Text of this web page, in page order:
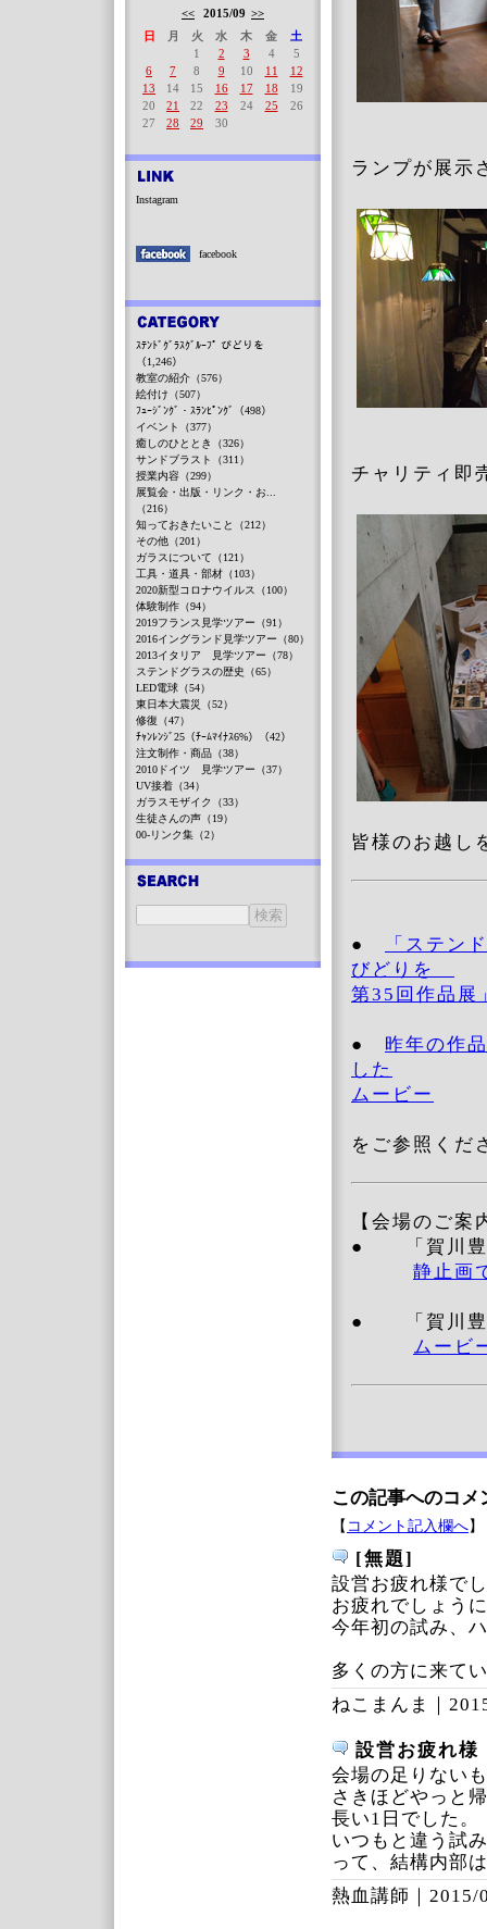
ランプが展示
チャリティ即
皆様のお越し
●
「ステン
びどりを
第35回作品展
● 昨年の作
した
ムービー
をご参照くだ
【会場のご案
● 「賀川豊
静止画
● 「賀川豊
ムービ
この記事へのコメ
【 コメント記入欄へ】
[無題]
設営お疲れ様で
お疲れでしょう
今年初の試み、
多くの方に来て
ねこまんま｜
設営お疲れ様
会場の足りない
さきほどやっと
長い1日でした。
いつもと違う試
って、結構内部
熱血講師｜ 2015/
<< 2015/09 >>
日
月 火 水 木 金
土
1
2 3 4
5
6
7 8 9 10 11
12
13
14 15 16 17 18
19
20
21 22 23 24 25
26
27
28 29 30
Instagram
facebook
ｽﾃﾝﾄﾞｸﾞﾗｽｸﾞﾙｰﾌﾟ びどりを
（1,246）
教室の紹介（576）
絵付け（507）
ﾌｭｰｼﾞﾝｸﾞ・ｽﾗﾝﾋﾟﾝｸﾞ（498）
イベント（377）
癒しのひととき（326）
サンドブラスト（311）
授業内容（299）
展覧会・出版・リンク・お...
（216）
知っておきたいこと（212）
その他（201）
ガラスについて（121）
工具・道具・部材（103）
2020新型コロナウイルス（100）
体験制作（94）
2019フランス見学ツアー（91）
2016イングランド見学ツアー（80）
2013イタリア 見学ツアー（78）
ステンドグラスの歴史（65）
LED電球（54）
東日本大震災（52）
修復（47）
ﾁｬﾝﾚﾝｼﾞ25（ﾁｰﾑﾏｲﾅｽ6%）（42）
注文制作・商品（38）
2010ドイツ 見学ツアー（37）
UV接着（34）
ガラスモザイク（33）
生徒さんの声（19）
00-リンク集（2）